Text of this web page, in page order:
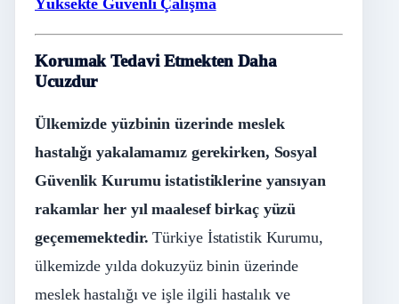
Korumak Tedavi Etmekten Daha
Ucuzdur
Ülkemizde yüzbinin üzerinde meslek
hastalığı yakalamamız gerekirken, Sosyal
Güvenlik Kurumu istatistiklerine yansıyan
rakamlar her yıl maalesef birkaç yüzü
geçememektedir. Türkiye İstatistik Kurumu,
ülkemizde yılda dokuzyüz binin üzerinde
meslek hastalığı ve işle ilgili hastalık ve